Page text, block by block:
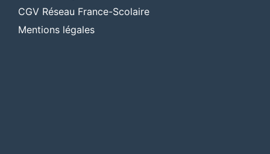
CGV Réseau France-Scolaire
Mentions légales